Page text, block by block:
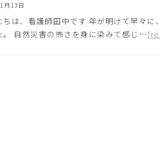
月13日
ちは、看護師田中です 年が明けて早々
。 自然災害の怖さを身に染みて感じ…